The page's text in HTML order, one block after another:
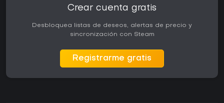
Crear cuenta gratis
Desbloquea listas de deseos, alertas de precio y
sincronización con Steam
Registrarme gratis